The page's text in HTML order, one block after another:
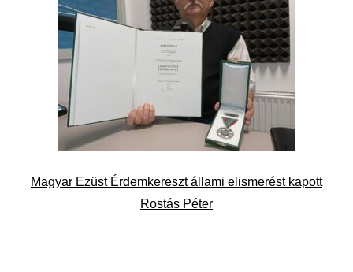
Magyar Ezüst Érdemkereszt állami elismerést kapott
Rostás Péter